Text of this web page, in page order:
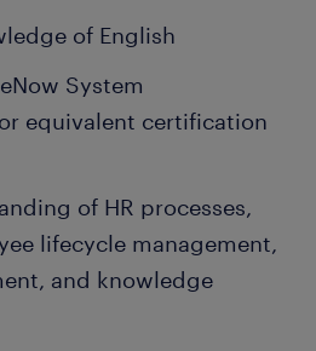
of English
System
equivalent certification
of HR processes,
lifecycle management,
and knowledge